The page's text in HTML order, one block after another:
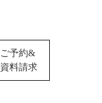
ご予約&
資料請求